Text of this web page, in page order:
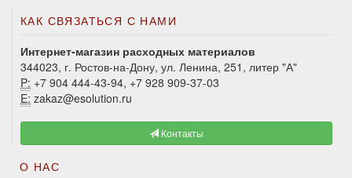
КАК СВЯЗАТЬСЯ С НАМИ
Интернет-магазин расходных материалов
344023, г. Ростов-на-Дону, ул. Ленина, 251, литер "А"
P: +7 904 444-43-94, +7 928 909-37-03
E: zakaz@esolution.ru
Контакты
О НАС